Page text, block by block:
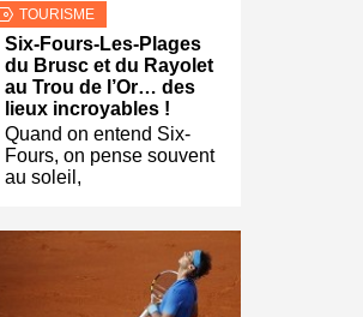
TOURISME
Six-Fours-Les-Plages
du Brusc et du Rayolet
au Trou de l’Or… des
lieux incroyables !
Quand on entend Six-
Fours, on pense souvent
au soleil,